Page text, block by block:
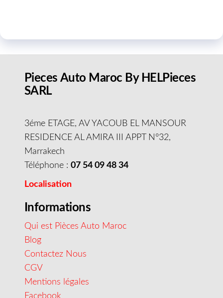
Pieces Auto Maroc By HELPieces
SARL
3éme ETAGE, AV YACOUB EL MANSOUR
RESIDENCE AL AMIRA III APPT N°32,
Marrakech
Téléphone : 07 54 09 48 34
Localisation
Informations
Qui est Pièces Auto Maroc
Blog
Contactez Nous
CGV
Mentions légales
Facebook